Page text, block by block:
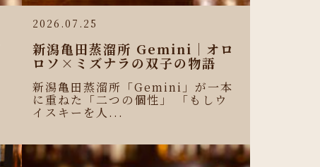
2026.07.25
新潟亀田蒸溜所 Gemini｜オロ
ロソ×ミズナラの双子の物語
新潟亀田蒸溜所「Gemini」が一本
に重ねた「二つの個性」 「もしウ
イスキーを人...